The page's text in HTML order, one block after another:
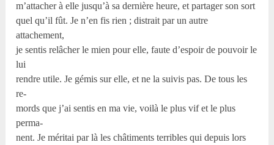
m’attacher à elle jusqu’à sa dernière heure, et partager son sort
quel qu’il fût. Je n’en fis rien ; distrait par un autre
attachement,
je sentis relâcher le mien pour elle, faute d’espoir de pouvoir le
lui
rendre utile. Je gémis sur elle, et ne la suivis pas. De tous les
re-
mords que j’ai sentis en ma vie, voilà le plus vif et le plus
perma-
nent. Je méritai par là les châtiments terribles qui depuis lors